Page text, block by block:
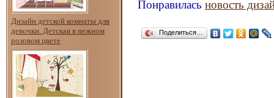
Дизайн детской комнаты для
девочки. Детская в нежном
розовом цвете
Понравилась новость
Поделиться…